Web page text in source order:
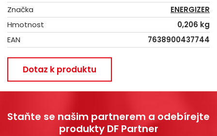
Značka
ENERGIZER
Hmotnost
0,206 kg
EAN
7638900437744
Dotaz k produktu
Staňte se našim partnerem a odebírejte
produkty DF Partner